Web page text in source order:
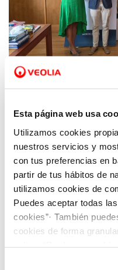
Esta página web usa
Utilizamos cookies
nuestros servicios y
con tus preferencias en
partir de tus hábitos de
utilizamos cookies de
Puedes aceptar todas
cookies”· También
cookies de forma
23 JUL 2026
Comunitat
convenio
accesibilidad de la
universitaria